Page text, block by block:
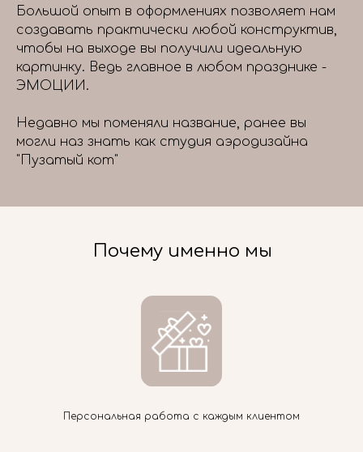
Большой опыт в оформлениях позволяет нам
создавать практически любой конструктив,
чтобы на выходе вы получили идеальную
картинку. Ведь главное в любом празднике -
ЭМОЦИИ.
Недавно мы поменяли название, ранее вы
могли наз знать как студия аэродизайна
"Пузатый кот"
Почему именно мы
Персональная работа с каждым клиентом